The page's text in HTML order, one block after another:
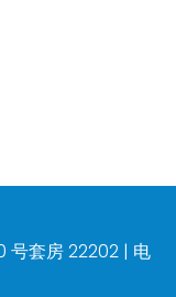
号套房 22202 | 电